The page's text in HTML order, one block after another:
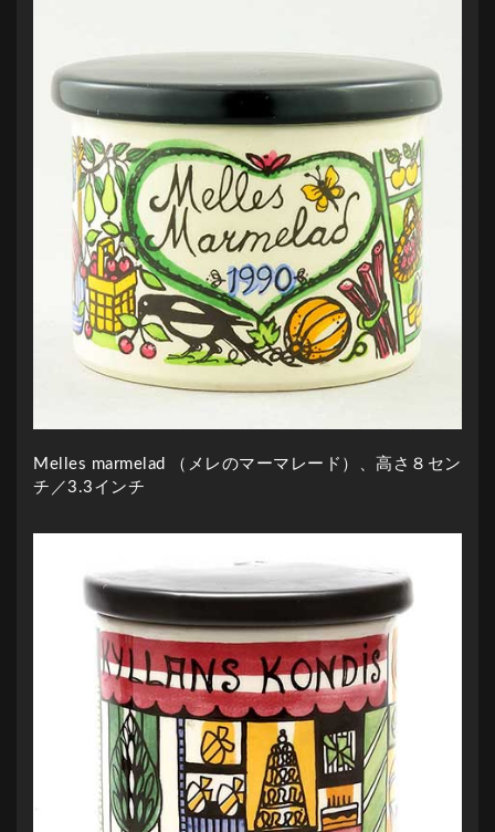
Melles marmelad （メレのマーマレード）、高さ８セン
チ／3.3インチ